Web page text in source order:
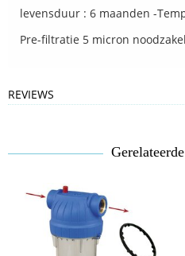
levensduur : 6 maanden -
Pre-filtratie 5 micron
REVIEWS